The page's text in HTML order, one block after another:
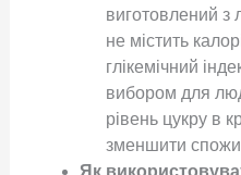
виготовлений з
не містить
глікемічний
вибором для
рівень цукру в
зменшити